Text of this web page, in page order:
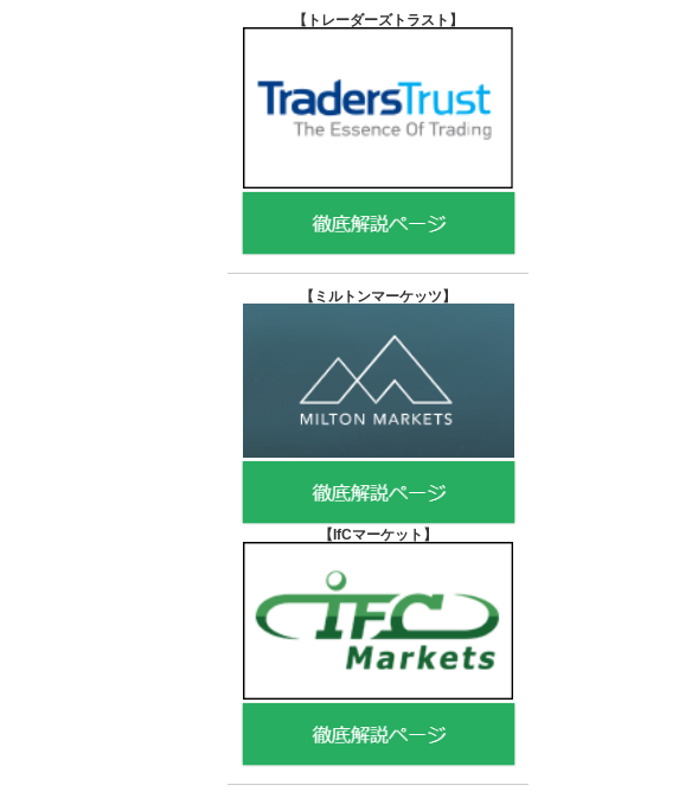
【トレーダーズトラスト 】
【 ミルトンマーケッツ】
【IfCマーケット 】